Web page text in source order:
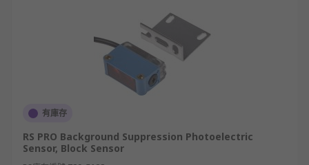
有庫存
RS PRO Background Suppression Photoelectric
Sensor, Block Sensor